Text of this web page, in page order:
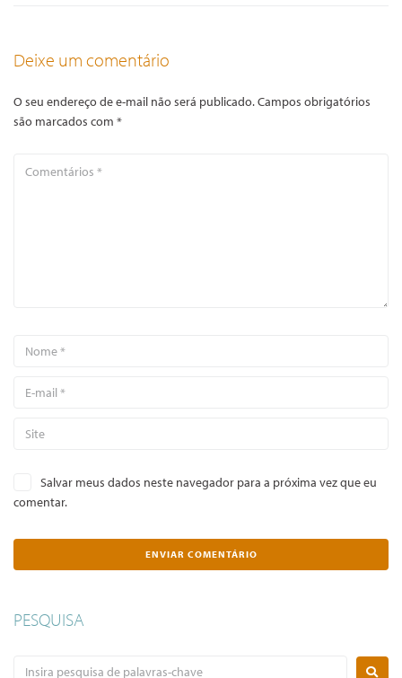
Deixe um comentário
O seu endereço de e-mail não será publicado.Campos obrigatórios
são marcados com *
Salvar meus dados neste navegador para a próxima vez que eu
comentar.
PESQUISA